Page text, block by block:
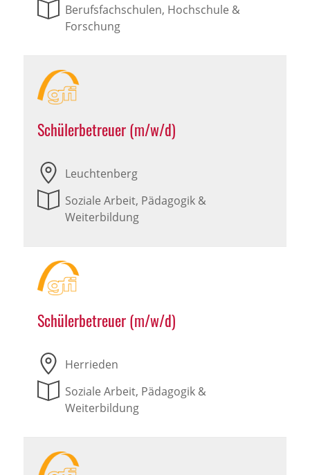
Berufsfachschulen, Hochschule &
Forschung
Schülerbetreuer (m/w/d)
Leuchtenberg
Soziale Arbeit, Pädagogik &
Weiterbildung
Schülerbetreuer (m/w/d)
Herrieden
Soziale Arbeit, Pädagogik &
Weiterbildung